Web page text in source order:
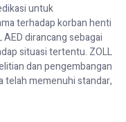
untuk
terhadap korban henti
dirancang sebagai
situasi tertentu. ZOLL
dan pengembangan
telah memenuhi standar,